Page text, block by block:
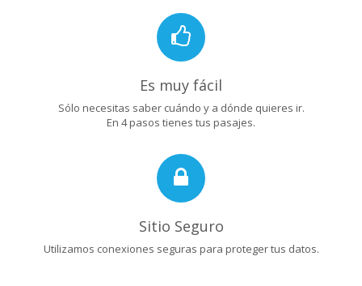
Es muy fácil
Sólo necesitas saber cuándo y a dónde quieres ir.
En 4 pasos tienes tus pasajes.
Sitio Seguro
Utilizamos conexiones seguras para proteger tus datos.